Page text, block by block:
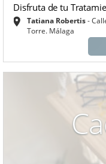
Disfruta de tu
Tatiana Robertis
Torre. Málaga